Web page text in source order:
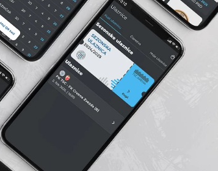
SELEKCIJA
supobedile na aktualnim prvenstvenim
u 4. kolu Omladinske lige Srbije pobedila
tim su postigli Beskorvajni
terenu igrala sa RFK NS iz Novog Sada
u
(2), Vajagić